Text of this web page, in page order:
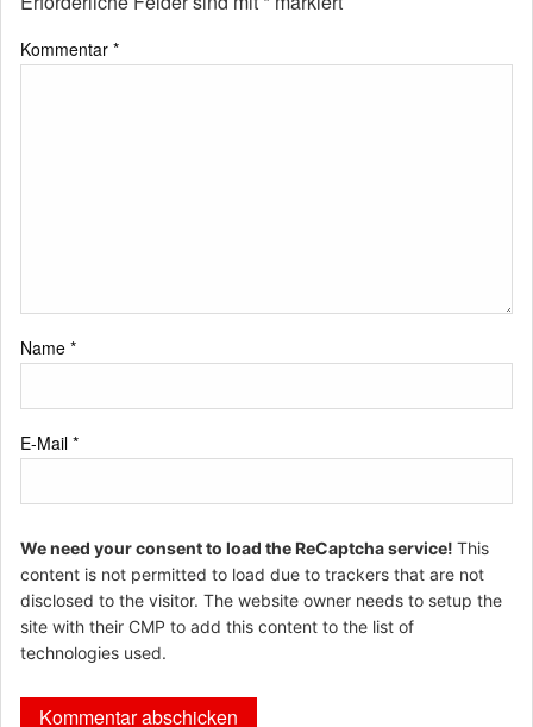
Kommentar *
Name *
E-Mail *
We need your consent to load the ReCaptcha service! This
content is not permitted to load due to trackers that are not
disclosed to the visitor. The website owner needs to setup the
site with their CMP to add this content to the list of
technologies used.